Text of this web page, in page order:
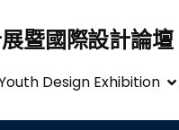
暨國際設計論壇
Design Exhibition